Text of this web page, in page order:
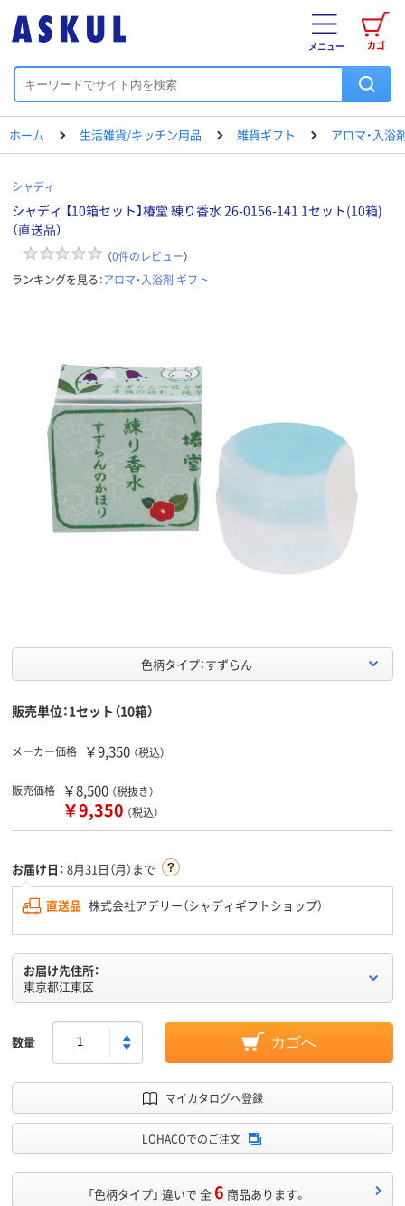
カゴ
メニュー
ホーム 生活雑貨/キッチン用品 雑貨ギフト アロマ・入浴
シャディ
シャディ 【10箱セット】椿堂 練り香水 26-0156-141 1セット(10箱)
（直送品）
（0件のレビュー）
ランキングを見る：アロマ・入浴剤 ギフト
色柄タイプ：すずらん
販売単位：1セット（10箱）
メーカー価格 ￥9,350 （税込）
販売価格 ￥8,500 （税抜き）
￥9,350 （税込）
お届け日： 8月31日（月）まで
直送品 株式会社アデリー（シャディギフトショップ）
お届け先住所：
東京都江東区
数量 カゴへ
マイカタログへ登録
LOHACOでのご注文
「色柄タイプ」 違いで 全6 商品あります。